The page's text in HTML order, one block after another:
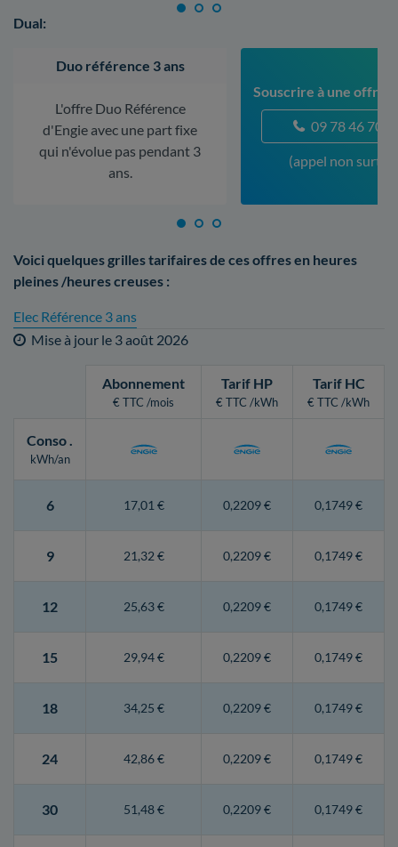
Dual:
Duo référence 3 ans
L'offre Duo Référence
d'Engie avec une part fixe
qui n'évolue pas pendant 3
ans.
Souscrire à une offre
09 78 46 70
(appel non
Voici quelques grilles tarifaires de ces offres en heures
pleines /heures creuses :
Elec Référence 3 ans
Mise à jour le 3 août 2026
Abonnement
€ TTC /mois
Tarif HP
€ TTC /kWh
Tarif HC
€ TTC /kWh
Conso.
kWh/an
6 17,01 € 0,2209 € 0,1749 €
9 21,32 € 0,2209 € 0,1749 €
12 25,63 € 0,2209 € 0,1749 €
15 29,94 € 0,2209 € 0,1749 €
18 34,25 € 0,2209 € 0,1749 €
24 42,86 € 0,2209 € 0,1749 €
30 51,48 € 0,2209 € 0,1749 €